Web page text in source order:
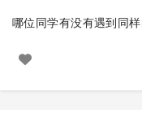
哪位同学有没有遇到同